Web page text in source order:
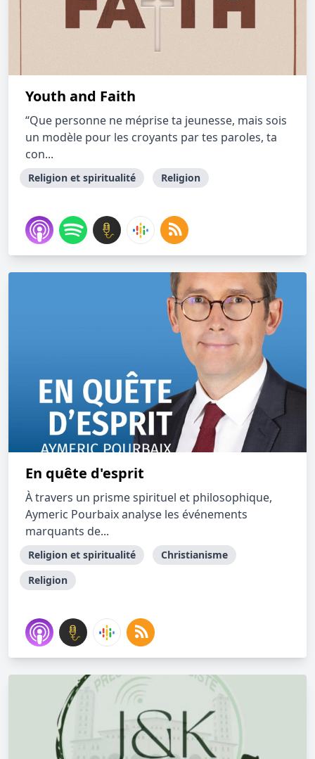
Youth and Faith
“Que personne ne méprise ta jeunesse, mais sois
un modèle pour les croyants par tes paroles, ta
con...
Religion et spiritualité Religion
En quête d'esprit
À travers un prisme spirituel et philosophique,
Aymeric Pourbaix analyse les événements
marquants de...
Religion et spiritualité
Christianisme
Religion